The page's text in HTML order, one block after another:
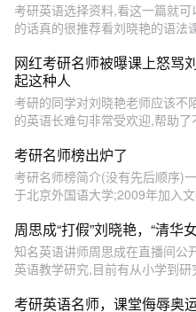
考研英语选择资料,看这一篇就
的话真的很推荐看刘晓艳的语法
网红考研名师被曝课上怒骂
起这种人
考研的同学对刘晓艳老师应该不
的英语长难句非常受欢迎,帮助
考研名师榜出炉了
考研名师榜简介(没有先后顺序)
于北京外国语大学;2009年加入
周思成“打假”刘晓艳，“清华
知名英语讲师周思成在直播间公
英语教学研究,目前有从小学到研
考研英语名师，课堂侮辱奥